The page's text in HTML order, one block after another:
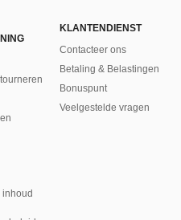
KLANTENDIENST
Contacteer ons
Betaling & Belastingen
Bonuspunt
Veelgestelde vragen